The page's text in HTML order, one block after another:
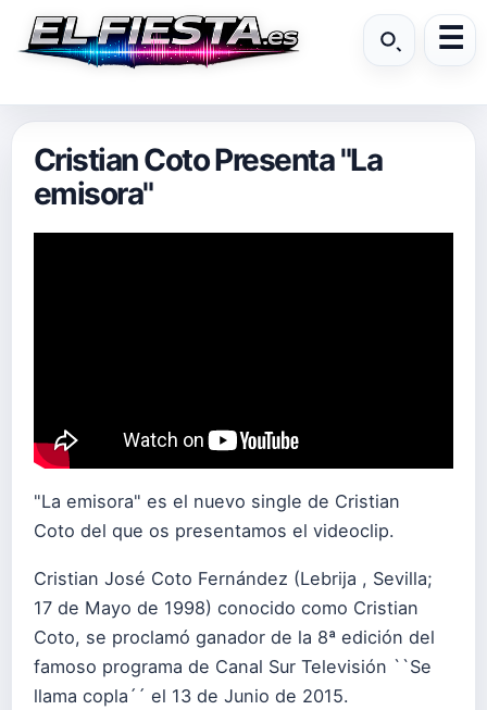
Cristian Coto Presenta "La
emisora"
"La emisora" es el nuevo single de Cristian
Coto del que os presentamos el videoclip.
Cristian José Coto Fernández (Lebrija , Sevilla;
17 de Mayo de 1998) conocido como Cristian
Coto, se proclamó ganador de la 8ª edición del
famoso programa de Canal Sur Televisión ``Se
llama copla´´ el 13 de Junio de 2015.